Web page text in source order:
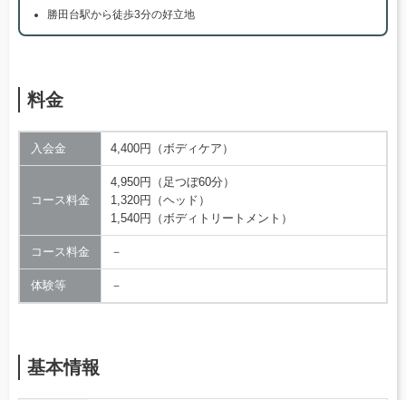
勝田台駅から徒歩3分の好立地
料金
入会金 4,400円（ボディケア）
コース料金
4,950円（足つぼ60分）
1,320円（ヘッド）
1,540円（ボディトリートメント）
コース料金 －
体験等 －
基本情報